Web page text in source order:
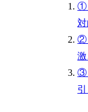
①
②
③